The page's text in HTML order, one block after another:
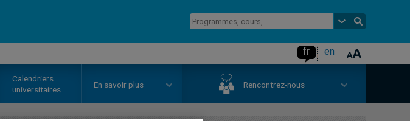
fr en
Calendriers
universitaires
En savoir plus Rencontrez-nous